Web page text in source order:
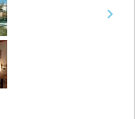
Next